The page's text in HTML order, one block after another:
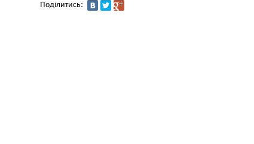
Поділитись: